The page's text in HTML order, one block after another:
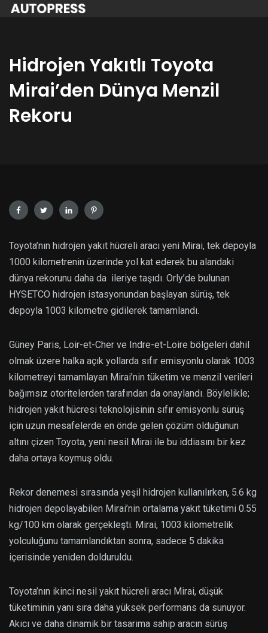
Hidrojen Yakıtlı Toyota
Mirai’den Dünya Menzil
Rekoru
Toyota’nın hidrojen yakıt hücreli aracı yeni Mirai, tek depoyla
1000 kilometrenin üzerinde yol kat ederek bu alandaki
dünya rekorunu daha da ileriye taşıdı. Orly’de bulunan
HYSETCO hidrojen istasyonundan başlayan sürüş, tek
depoyla 1003 kilometre gidilerek tamamlandı.
Güney Paris, Loir-et-Cher ve Indre-et-Loire bölgeleri dahil
olmak üzere halka açık yollarda sıfır emisyonlu olarak 1003
kilometreyi tamamlayan Mirai’nin tüketim ve menzil verileri
bağımsız otoritelerden tarafından da onaylandı. Böylelikle;
hidrojen yakıt hücresi teknolojisinin sıfır emisyonlu sürüş
için uzun mesafelerde en önde gelen çözüm olduğunun
altını çizen Toyota, yeni nesil Mirai ile bu iddiasını bir kez
daha ortaya koymuş oldu.
Rekor denemesi sırasında yeşil hidrojen kullanılırken, 5.6 kg
hidrojen depolayabilen Mirai’nin ortalama yakıt tüketimi 0.55
kg/100 km olarak gerçekleşti. Mirai, 1003 kilometrelik
yolculuğunu tamamlandıktan sonra, sadece 5 dakika
içerisinde yeniden dolduruldu.
Toyota’nın ikinci nesil yakıt hücreli aracı Mirai, düşük
tüketiminin yanı sıra daha yüksek performans da sunuyor.
Akıcı ve daha dinamik bir tasarıma sahip aracın sürüş